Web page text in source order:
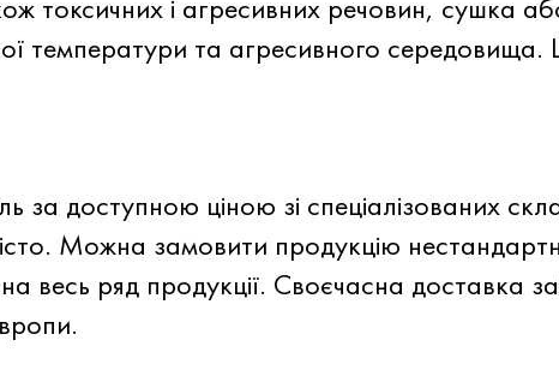
токсичних і агресивних речовин, сушка
температури та агресивного
за доступною ціною зі спеціалізованих
Можна замовити продукцію
весь ряд продукції. Своєчасна доставка